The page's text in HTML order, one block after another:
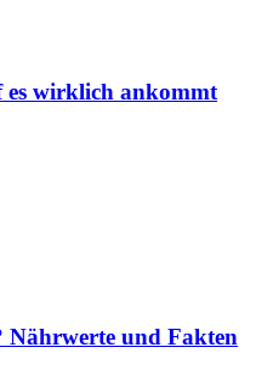
es wirklich ankommt
und Fakten